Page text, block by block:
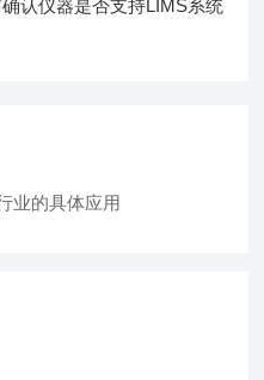
认仪器是否支持LIMS系统
业的具体应用